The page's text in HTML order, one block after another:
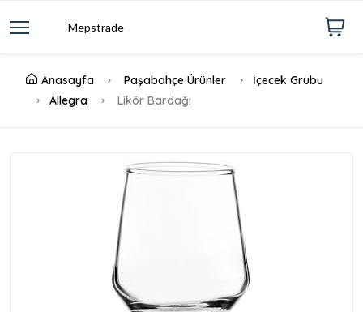
Mepstrade
Anasayfa Paşabahçe Ürünler
İçecek Grubu
Allegra
Likör Bardağı